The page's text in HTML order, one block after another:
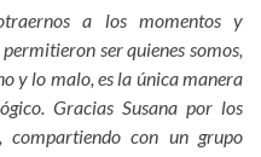
a los momentos y
ser quienes somos,
y lo malo, es la única manera
Gracias Susana por los
compartiendo con un grupo